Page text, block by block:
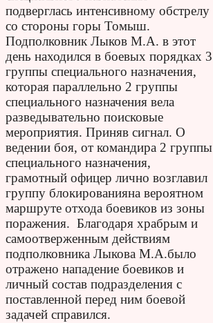
подверглась интенсивному обстрелу
со стороны горы Томыш.
Подполковник Лыков М.А. в этот
день находился в боевых порядках 3
группы специального назначения,
которая параллельно 2 группы
специального назначения вела
разведывательно поисковые
мероприятия. Приняв сигнал. О
ведении боя, от командира 2 группы
специального назначения,
грамотный офицер лично возглавил
группу блокированияна вероятном
маршруте отхода боевиков из зоны
поражения. Благодаря храбрым и
самоотверженным действиям
подполковника Лыкова М.А.было
отражено нападение боевиков и
личный состав подразделения с
поставленной перед ним боевой
задачей справился.